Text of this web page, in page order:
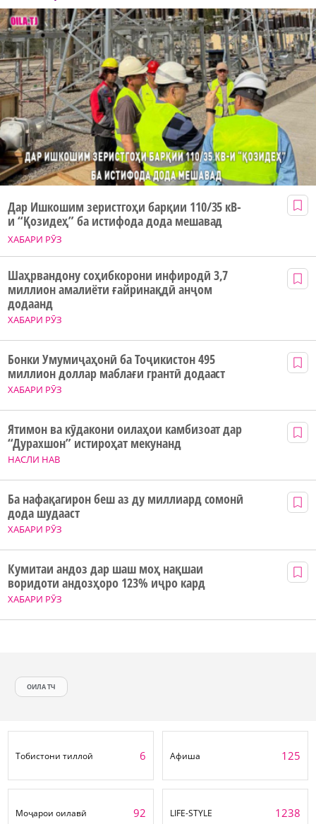
ХАБАРИ РӮЗ
Дар Ишкошим зеристгоҳи барқии 110/35 кВ-
и “Қозидеҳ” ба истифода дода мешавад
ХАБАРИ РӮЗ
Шаҳрвандону соҳибкорони инфиродӣ 3,7
миллион амалиёти ғайринақдӣ анҷом
додаанд
ХАБАРИ РӮЗ
Бонки Умумиҷаҳонӣ ба Тоҷикистон 495
миллион доллар маблағи грантӣ додааст
НАСЛИ НАВ
Ятимон ва кӯдакони оилаҳои камбизоат дар
“Дурахшон” истироҳат мекунанд
ХАБАРИ РӮЗ
Ба нафақагирон беш аз ду миллиард сомонӣ
дода шудааст
ХАБАРИ РӮЗ
Кумитаи андоз дар шаш моҳ нақшаи
воридоти андозҳоро 123% иҷро кард
ОИЛА ТЧ
Тобистони тиллоӣ 6 Афиша 125
Моҷарои оилавӣ 92 LIFE-STYLE 1238